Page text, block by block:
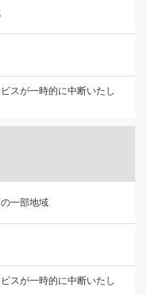
スが一時的に中断いたし
一部地域
スが一時的に中断いたし